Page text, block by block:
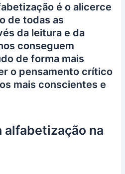
é o alicerce
de todas as
da leitura e da
conseguem
de forma mais
o pensamento crítico
mais conscientes e
alfabetização na